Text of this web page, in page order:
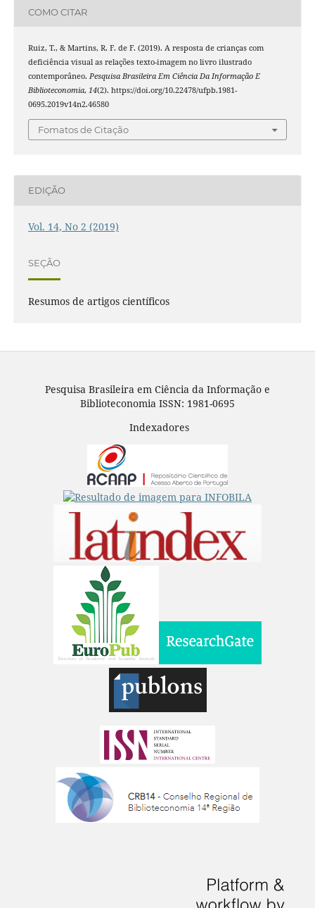
COMO CITAR
Ruiz, T., & Martins, R. F. de F. (2019). A resposta de crianças com
deficiência visual as relações texto-imagem no livro ilustrado
contemporâneo. Pesquisa Brasileira Em Ciência Da Informação E
Biblioteconomia, 14(2). https://doi.org/10.22478/ufpb.1981-
0695.2019v14n2.46580
Fomatos de Citação
EDIÇÃO
Vol. 14, No 2 (2019)
SEÇÃO
Resumos de artigos científicos
Pesquisa Brasileira em Ciência da Informação e
Biblioteconomia ISSN: 1981-0695
Indexadores